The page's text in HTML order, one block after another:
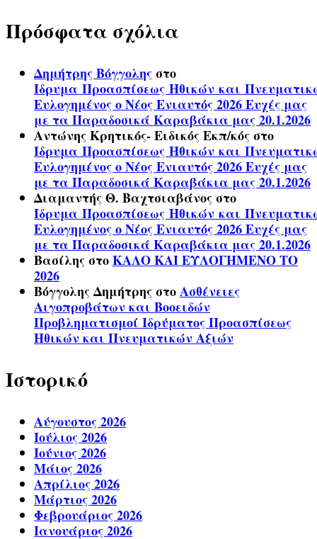
Πρόσφατα σχόλια
Δημήτρης Βόγγοληςστο
Ίδρυμα Προασπίσεως Ηθικών και
Ευλογημένος ο Νέος Ενιαυτός 2026 Ευχές μας
με τα Παραδοσικά Καραβάκια μας 20.1.2026
Αντώνης Κρητικός- Ειδικός Εκπ/κόςστο
Ίδρυμα Προασπίσεως Ηθικών και
Ευλογημένος ο Νέος Ενιαυτός 2026 Ευχές μας
με τα Παραδοσικά Καραβάκια μας 20.1.2026
Διαμαντής Θ. Βαχτσιαβάνοςστο
Ίδρυμα Προασπίσεως Ηθικών και
Ευλογημένος ο Νέος Ενιαυτός 2026 Ευχές μας
με τα Παραδοσικά Καραβάκια μας 20.1.2026
ΒασίληςστοΚΑΛΟ ΚΑΙ ΕΥΛΟΓΗΜΕΝΟ ΤΟ
2026
Βόγγολης ΔημήτρηςστοΑσθένειες
Αιγοπροβάτων και Βοοειδών
Προβληματισμοί Ιδρύματος Προασπίσεως
Ηθικών και Πνευματικών Αξιών
Ιστορικό
Αύγουστος 2026
Ιούλιος 2026
Ιούνιος 2026
Μάιος 2026
Απρίλιος 2026
Μάρτιος 2026
Φεβρουάριος 2026
Ιανουάριος 2026